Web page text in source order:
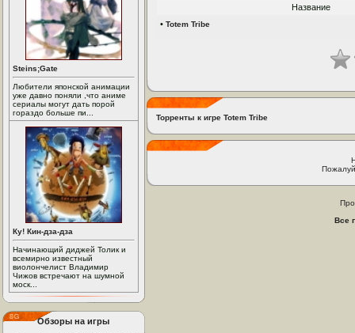
Steins;Gate
Любители японской анимации
уже давно поняли ,что аниме
сериалы могут дать порой
гораздо больше пи...
Ку! Кин-дза-дза
Начинающий диджей Толик и
всемирно известный
виолончелист Владимир
Чижов встречают на шумной
моск...
Обзоры на игры
Название
• Totem Tribe
Торренты к игре Totem Tribe
Все